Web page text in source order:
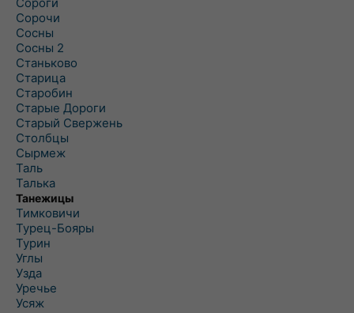
Сорочи
Сосны
Сосны 2
Станьково
Старица
Старобин
Старые Дороги
Старый Свержень
Столбцы
Сырмеж
Таль
Талька
Танежицы
Тимковичи
Турец-Бояры
Турин
Углы
Узда
Уречье
Усяж